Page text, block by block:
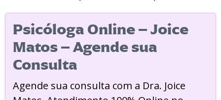
Psicóloga Online – Joice
Matos – Agende sua
Consulta
Agende sua consulta com a Dra. Joice